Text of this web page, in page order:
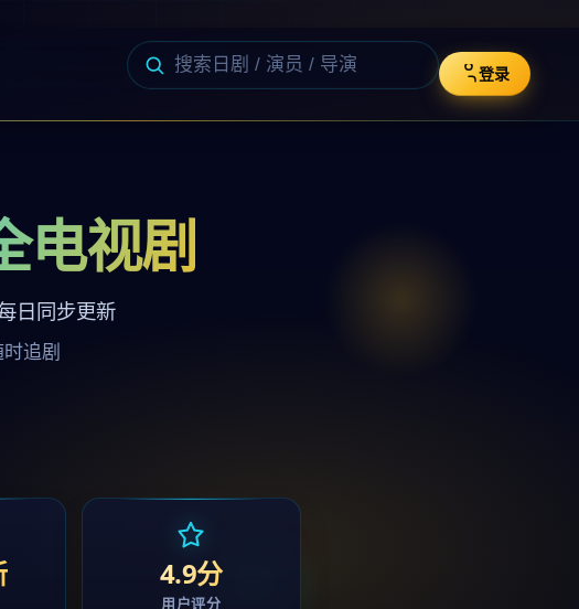
登录
电视剧
日同步更新
追剧
4.9分
用户评分